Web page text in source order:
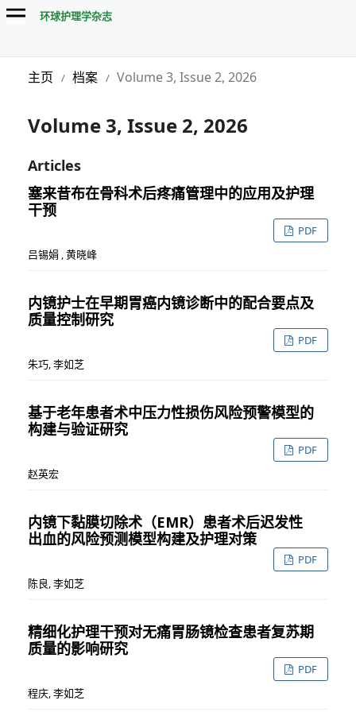
环球护理学杂志
主页 / 档案 / Volume 3, Issue 2, 2026
Volume 3, Issue 2, 2026
Articles
塞来昔布在骨科术后疼痛管理中的应用及护理
干预
PDF
吕锡娟 , 黄晓峰
内镜护士在早期胃癌内镜诊断中的配合要点及
质量控制研究
PDF
朱巧, 李如芝
基于老年患者术中压力性损伤风险预警模型的
构建与验证研究
PDF
赵英宏
内镜下黏膜切除术（EMR）患者术后迟发性
出血的风险预测模型构建及护理对策
PDF
陈良, 李如芝
精细化护理干预对无痛胃肠镜检查患者复苏期
质量的影响研究
PDF
程庆, 李如芝